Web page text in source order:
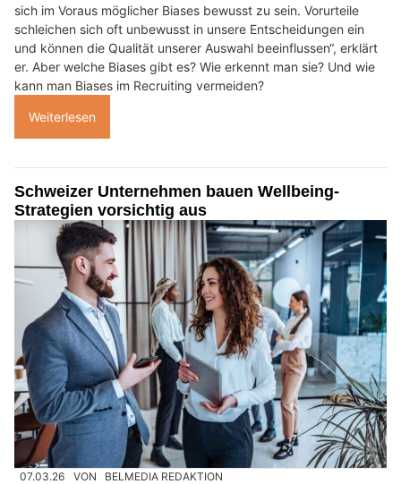
sich im Voraus möglicher Biases bewusst zu sein. Vorurteile
schleichen sich oft unbewusst in unsere Entscheidungen ein
und können die Qualität unserer Auswahl beeinflussen“, erklärt
er. Aber welche Biases gibt es? Wie erkennt man sie? Und wie
kann man Biases im Recruiting vermeiden?
Weiterlesen
Schweizer Unternehmen bauen Wellbeing-
Strategien vorsichtig aus
07.03.26 VON BELMEDIA REDAKTION